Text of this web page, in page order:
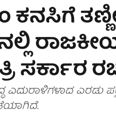
ಸರ್ಕಾರ
ಎದುರಾಳಿಗಳಾದ ಎರಡು
ನಡೆಯಾಗಿದೆ.